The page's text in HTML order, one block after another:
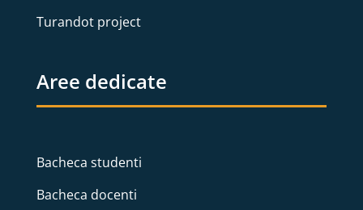
Turandot project
Aree dedicate
Bacheca studenti
Bacheca docenti